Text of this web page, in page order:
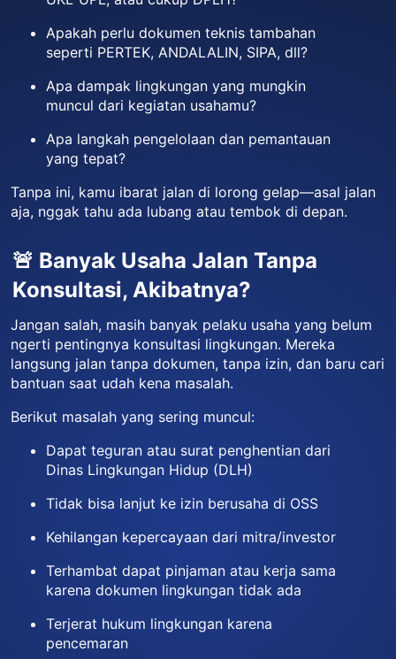
Apakah perlu dokumen teknis tambahan
seperti PERTEK, ANDALALIN, SIPA, dll?
Apa dampak lingkungan yang mungkin
muncul dari kegiatan usahamu?
Apa langkah pengelolaan dan pemantauan
yang tepat?
Tanpa ini, kamu ibarat jalan di lorong gelap—asal jalan
aja, nggak tahu ada lubang atau tembok di depan.
🚨 Banyak Usaha Jalan Tanpa
Konsultasi, Akibatnya?
Jangan salah, masih banyak pelaku usaha yang belum
ngerti pentingnya konsultasi lingkungan. Mereka
langsung jalan tanpa dokumen, tanpa izin, dan baru cari
bantuan saat udah kena masalah.
Berikut masalah yang sering muncul:
Dapat teguran atau surat penghentian dari
Dinas Lingkungan Hidup (DLH)
Tidak bisa lanjut ke izin berusaha di OSS
Kehilangan kepercayaan dari mitra/investor
Terhambat dapat pinjaman atau kerja sama
karena dokumen lingkungan tidak ada
Terjerat hukum lingkungan karena
pencemaran